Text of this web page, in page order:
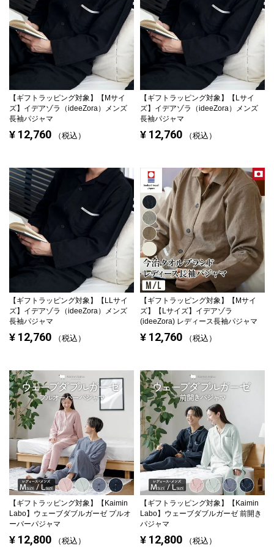
【ギフトラッピング対象】
【Mサイ
ズ】イデアゾラ（ideeZora）メンズ
長袖パジャマ
¥ 12,760 税込
【ギフトラッピング対象】
【Lサイ
ズ】イデアゾラ（ideeZora）メンズ
長袖パジャマ
¥ 12,760 税込
【ギフトラッピング対象】
【LLサイ
ズ】イデアゾラ（ideeZora）メンズ
長袖パジャマ
¥ 12,760 税込
【ギフトラッピング対象】
【Mサイ
ズ】【Lサイズ】イデアゾラ
(ideeZora) レディース長袖パジャマ
¥ 12,760 税込
【ギフトラッピング対象】
【Kaimin
Labo】ウェーブダブルガーゼ プルオ
ーバーパジャマ
¥ 12,800 税込
【ギフトラッピング対象】
【Kaimin
Labo】ウェーブダブルガーゼ 前開き
パジャマ
¥ 12,800 税込